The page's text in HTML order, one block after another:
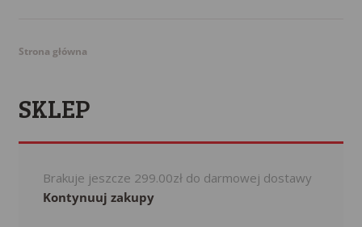
Strona główna
SKLEP
Brakuje jeszcze 299.00złdo darmowej dostawy
Kontynuuj zakupy